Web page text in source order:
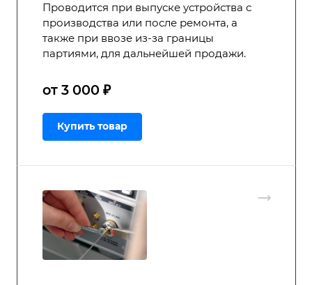
Проводится при выпуске устройства с
производства или после ремонта, а
также при ввозе из-за границы
партиями, для дальнейшей продажи.
от 3 000 ₽
Купить товар